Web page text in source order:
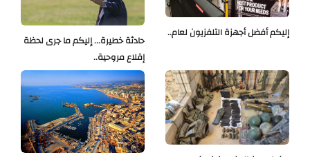
حادثة خطيرة... إليكم ما جرى لحظة
إقلاع مروحية..
إليكم أفضل أجهزة التلفزيون لعام..